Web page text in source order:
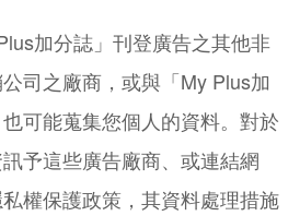
加分誌」刊登廣告之其他非
司之廠商，或與「My Plus加
可能蒐集您個人的資料。對於
予這些廣告廠商、或連結網
權保護政策，其資料處理措施